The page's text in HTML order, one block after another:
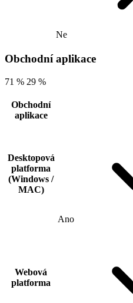
Ne
Obchodní aplikace
71 % 29 %
Obchodní
aplikace
Desktopová
platforma
(Windows /
MAC)
Ano
Webová
platforma